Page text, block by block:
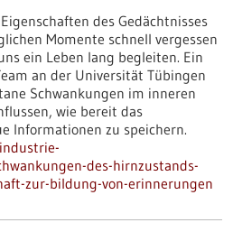
des Gedächtnisses
Momente schnell vergessen
ein Leben lang begleiten. Ein
an der Universität Tübingen
Schwankungen im inneren
wie bereit das
Informationen zu speichern.
des-hirnzustands-
zur-bildung-von-erinnerungen